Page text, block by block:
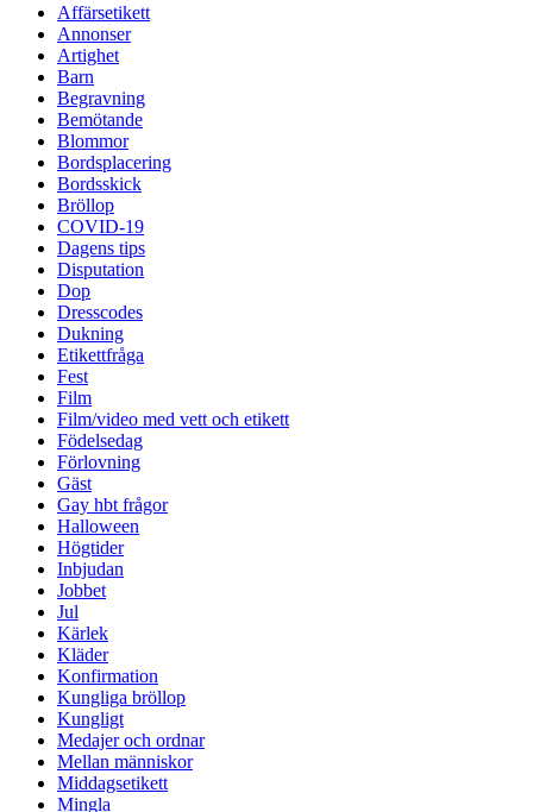
Affärsetikett
Annonser
Artighet
Barn
Begravning
Bemötande
Blommor
Bordsplacering
Bordsskick
Bröllop
COVID-19
Dagens tips
Disputation
Dop
Dresscodes
Dukning
Etikettfråga
Fest
Film
Film/video med vett och etikett
Födelsedag
Förlovning
Gäst
Gay hbt frågor
Halloween
Högtider
Inbjudan
Jobbet
Jul
Kärlek
Kläder
Konfirmation
Kungliga bröllop
Kungligt
Medajer och ordnar
Mellan människor
Middagsetikett
Mingla